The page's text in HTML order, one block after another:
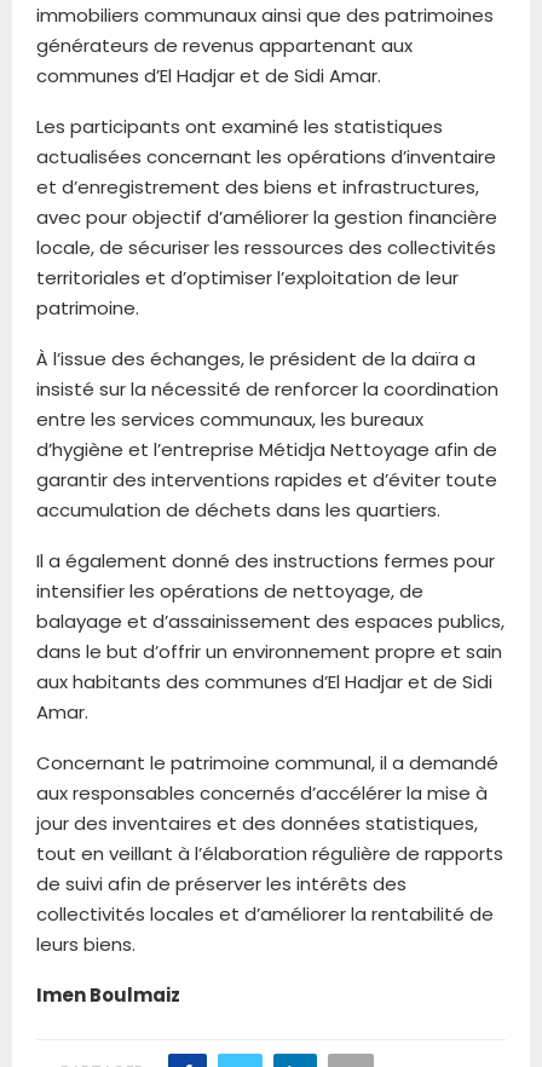
immobiliers communaux ainsi que des patrimoines
générateurs de revenus appartenant aux
communes d’El Hadjar et de Sidi Amar.
Les participants ont examiné les statistiques
actualisées concernant les opérations d’inventaire
et d’enregistrement des biens et infrastructures,
avec pour objectif d’améliorer la gestion financière
locale, de sécuriser les ressources des collectivités
territoriales et d’optimiser l’exploitation de leur
patrimoine.
À l’issue des échanges, le président de la daïra a
insisté sur la nécessité de renforcer la coordination
entre les services communaux, les bureaux
d’hygiène et l’entreprise Métidja Nettoyage afin de
garantir des interventions rapides et d’éviter toute
accumulation de déchets dans les quartiers.
Il a également donné des instructions fermes pour
intensifier les opérations de nettoyage, de
balayage et d’assainissement des espaces publics,
dans le but d’offrir un environnement propre et sain
aux habitants des communes d’El Hadjar et de Sidi
Amar.
Concernant le patrimoine communal, il a demandé
aux responsables concernés d’accélérer la mise à
jour des inventaires et des données statistiques,
tout en veillant à l’élaboration régulière de rapports
de suivi afin de préserver les intérêts des
collectivités locales et d’améliorer la rentabilité de
leurs biens.
Imen Boulmaiz